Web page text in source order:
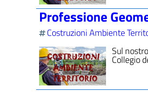
Professione
Costruzioni Ambiente
Sul
Collegio